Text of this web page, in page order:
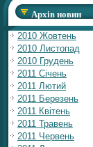
Архів новин
2010 Жовтень
2010 Листопад
2010 Грудень
2011 Січень
2011 Лютий
2011 Березень
2011 Квітень
2011 Травень
2011 Червень